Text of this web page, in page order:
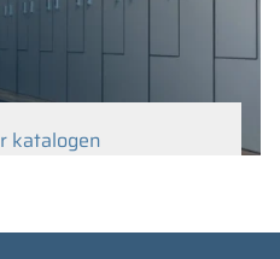
katalogen